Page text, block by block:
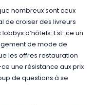
nombreux sont ceux
de croiser des livreurs
d’hôtels. Est-ce un
de mode de
les offres restauration
une résistance aux prix
de questions à se